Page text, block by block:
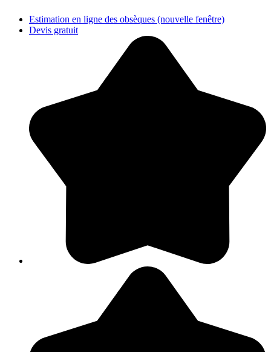
Estimation en ligne des obsèques (nouvelle fenêtre)
Devis gratuit